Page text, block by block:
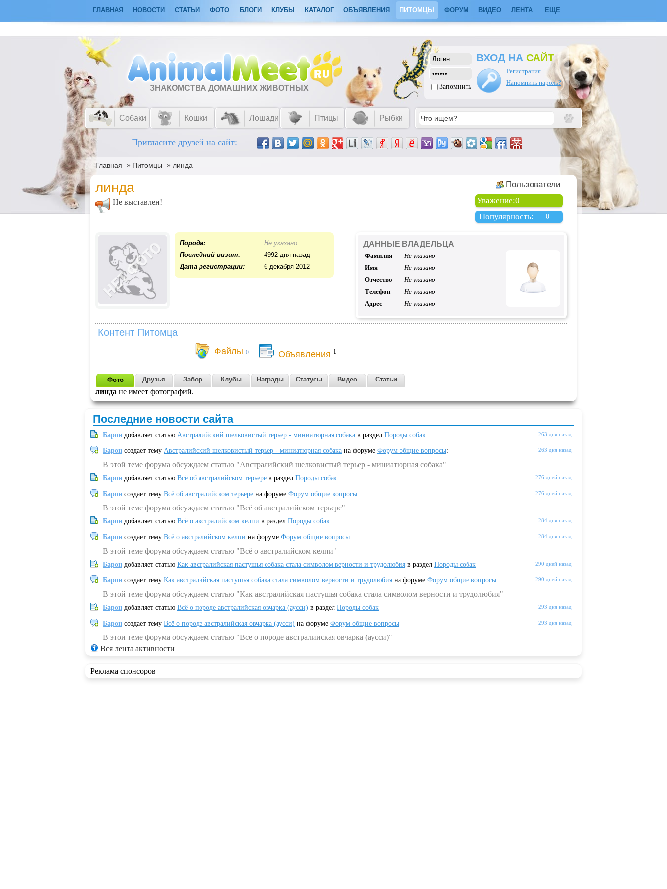
ГЛАВНАЯ НОВОСТИ СТАТЬИ ФОТО БЛОГИ КЛУБЫ КАТАЛОГ ОБЪЯВЛЕНИЯ ПИТОМЦЫ ФОРУМ ВИДЕО ЛЕНТА ЕЩЕ
ЗНАКОМСТВА ДОМАШНИХ ЖИВОТНЫХ Запомнить
ВХОД НА САЙТ
Регистрация
Напомнить пароль?
Собаки Кошки Лошади Птицы Рыбки
Пригласите друзей на сайт:
Главная » Питомцы » линда
линда
Не выставлен!
Пользователи
Уважение:0
Популярность:
0
Порода:
Не указано
Последний визит:
4992 дня назад
Дата регистрации:
6 декабря 2012
ДАННЫЕ ВЛАДЕЛЬЦА
Фамилия
Не указано
Имя
Не указано
Отчество
Не указано
Телефон
Не указано
Адрес
Не указано
Контент Питомца
Файлы 0 Объявления 1
Фото Друзья Забор Клубы Награды Статусы Видео Статьи
линда не имеет фотографий.
Последние новости сайта
263 дня назад
Барон добавляет статью Австралийский шелковистый терьер - миниатюрная собака в раздел Породы собак
263 дня назад
Барон создает тему Австралийский шелковистый терьер - миниатюрная собака на форуме Форум общие вопросы:
В этой теме форума обсуждаем статью "Австралийский шелковистый терьер - миниатюрная собака"
276 дней назад
Барон добавляет статью Всё об австралийском терьере в раздел Породы собак
276 дней назад
Барон создает тему Всё об австралийском терьере на форуме Форум общие вопросы:
В этой теме форума обсуждаем статью "Всё об австралийском терьере"
284 дня назад
Барон добавляет статью Всё о австралийском келпи в раздел Породы собак
284 дня назад
Барон создает тему Всё о австралийском келпи на форуме Форум общие вопросы:
В этой теме форума обсуждаем статью "Всё о австралийском келпи"
290 дней назад
Барон добавляет статью Как австралийская пастушья собака стала символом верности и трудолюбия в раздел Породы собак
290 дней назад
Барон создает тему Как австралийская пастушья собака стала символом верности и трудолюбия на форуме Форум общие вопросы:
В этой теме форума обсуждаем статью "Как австралийская пастушья собака стала символом верности и трудолюбия"
293 дня назад
Барон добавляет статью Всё о породе австралийская овчарка (аусси) в раздел Породы собак
293 дня назад
Барон создает тему Всё о породе австралийская овчарка (аусси) на форуме Форум общие вопросы:
В этой теме форума обсуждаем статью "Всё о породе австралийская овчарка (аусси)"
Вся лента активности
Реклама спонсоров